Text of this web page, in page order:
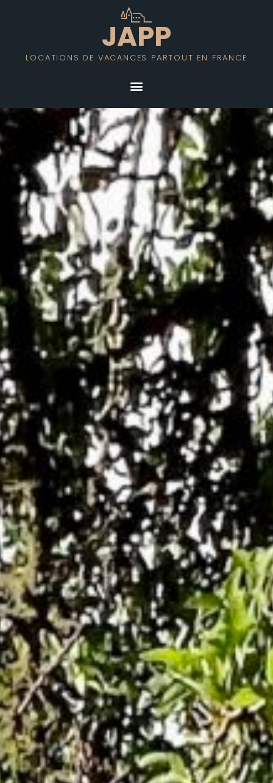
JAPP
LOCATIONS DE VACANCES PARTOUT EN FRANCE